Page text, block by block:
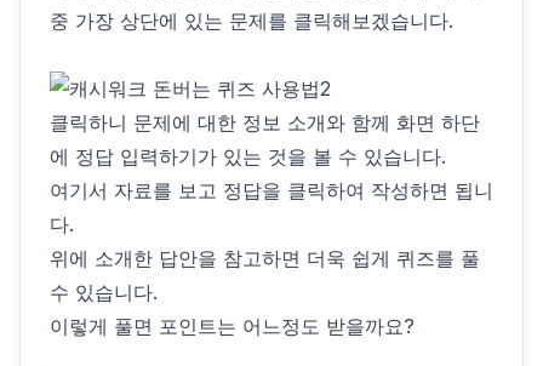
중 가장 상단에 있는 문제를 클릭해보겠습니다.
클릭하니 문제에 대한 정보 소개와 함께 화면 하단
에 정답 입력하기가 있는 것을 볼 수 있습니다.
여기서 자료를 보고 정답을 클릭하여 작성하면 됩니
다.
위에 소개한 답안을 참고하면 더욱 쉽게 퀴즈를 풀
수 있습니다.
이렇게 풀면 포인트는 어느정도 받을까요?